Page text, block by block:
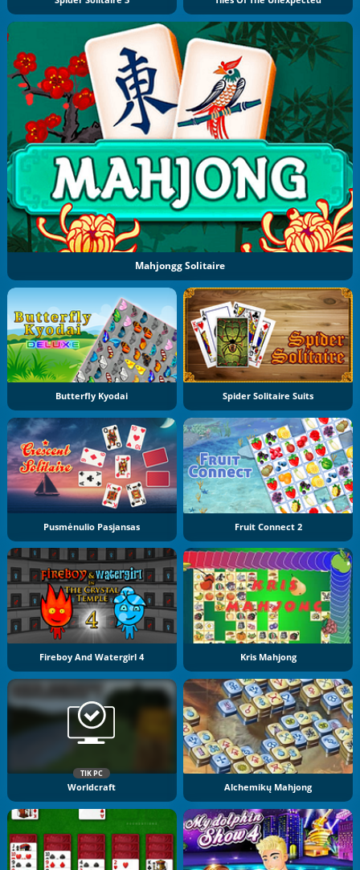
Mahjongg Solitaire
Butterfly Kyodai Spider Solitaire Suits
Pusmėnulio Pasjansas Fruit Connect 2
Fireboy And Watergirl 4 Kris Mahjong
TIK PC
Worldcraft Alchemikų Mahjong